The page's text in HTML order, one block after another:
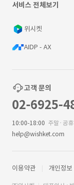
서비스 전체보기
위시켓
AIDP - AX
고객 문의
02-6925-
10:00-18:00 주말·공
help@wishket.com
이용약관 개인정보